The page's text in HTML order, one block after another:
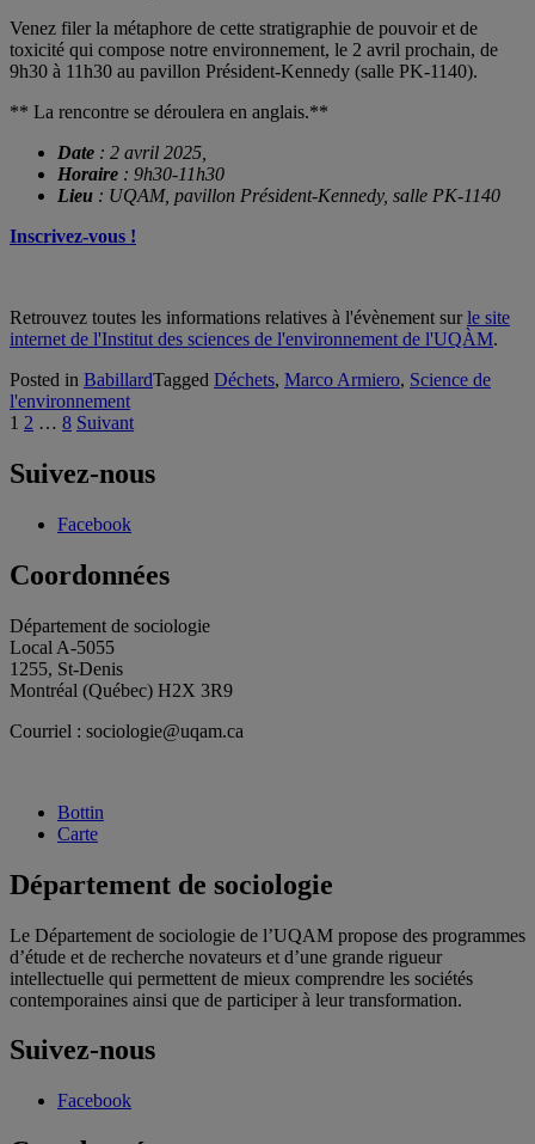
Venez filer la métaphore de cette stratigraphie de pouvoir et de
toxicité qui compose notre environnement, le 2 avril prochain, de
9h30 à 11h30 au pavillon Président-Kennedy (salle PK-1140).
** La rencontre se déroulera en anglais.**
Date : 2 avril 2025,
Horaire : 9h30-11h30
Lieu : UQAM, pavillon Président-Kennedy, salle PK-1140
Inscrivez-vous !
Retrouvez toutes les informations relatives à l'évènement surle site
internet de l'Institut des sciences de l'environnement de l'UQÀM.
Posted in BabillardTagged Déchets, Marco Armiero, Science de
l'environnement
Pagination
des
publications
1 2 … 8 Suivant
Suivez-nous
Facebook
Coordonnées
Département de sociologie
Local A-5055
1255, St-Denis
Montréal (Québec) H2X 3R9
Courriel : sociologie@uqam.ca
Bottin
Carte
Département de sociologie
Le Département de sociologie de l’UQAM propose des programmes
d’étude et de recherche novateurs et d’une grande rigueur
intellectuelle qui permettent de mieux comprendre les sociétés
contemporaines ainsi que de participer à leur transformation.
Suivez-nous
Facebook